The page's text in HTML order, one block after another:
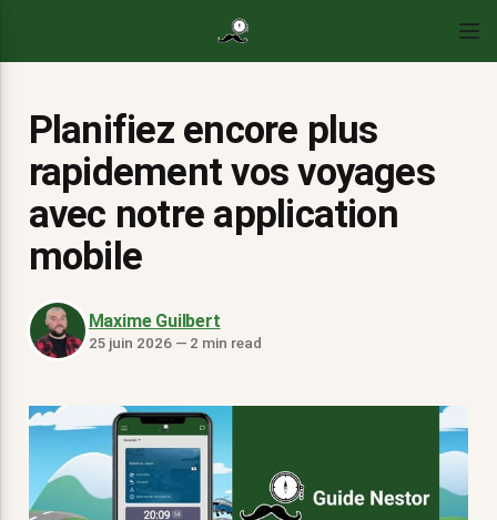
Planifiez encore plus
rapidement vos voyages
avec notre application
mobile
Maxime Guilbert
25 juin 2026 — 2 min read